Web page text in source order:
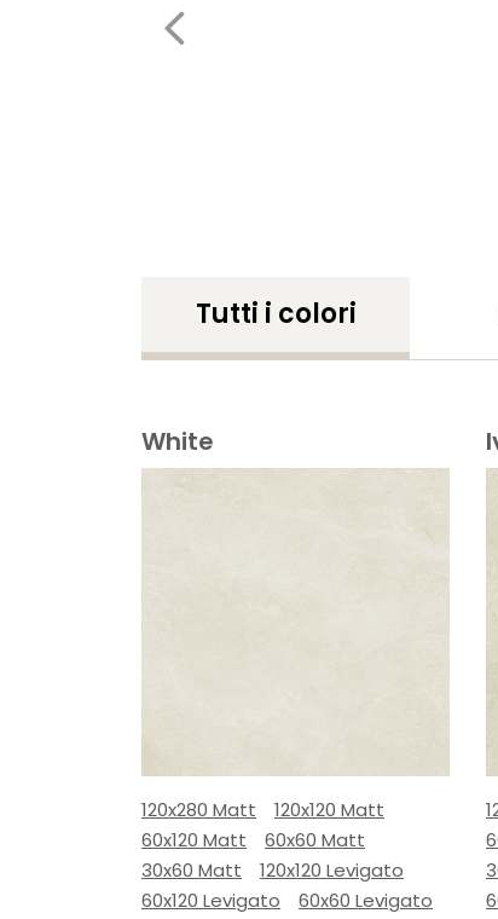
Tutti i colori
White
120x280 Matt
120x120 Matt
60x120 Matt
60x60 Matt
30x60 Matt
120x120 Levigato
60x120 Levigato
60x60 Levigato